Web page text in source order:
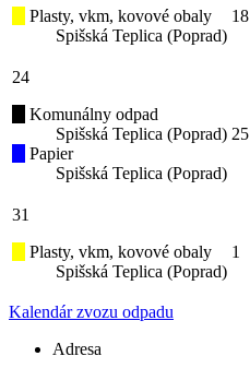
Plasty, vkm, kovové obaly
Spišská Teplica (Poprad)
18
24
Komunálny odpad
Spišská Teplica (Poprad)
Papier
Spišská Teplica (Poprad)
25
31
Plasty, vkm, kovové obaly
Spišská Teplica (Poprad)
1
Kalendár zvozu odpadu
Adresa